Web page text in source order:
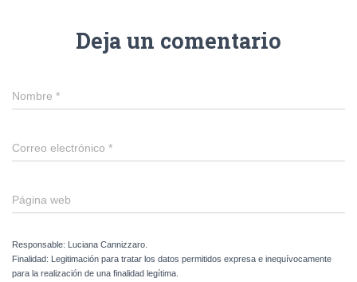
Deja un comentario
Nombre *
Correo electrónico *
Página web
Responsable: Luciana Cannizzaro.
Finalidad: Legitimación para tratar los datos permitidos expresa e inequívocamente
para la realización de una finalidad legítima.